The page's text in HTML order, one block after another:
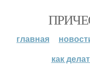
главная
как